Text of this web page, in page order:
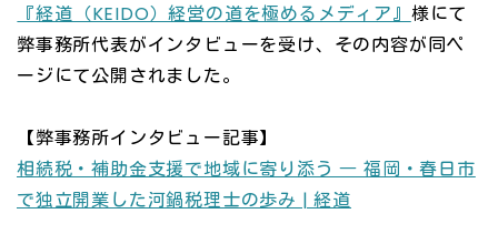
『経道（KEIDO）経営の道を極めるメディア』 様にて
弊事務所代表がインタビューを受け、その内容が同ペ
ージにて公開されました。
【弊事務所インタビュー記事】
相続税・補助金支援で地域に寄り添う ― 福岡・春日市
で独立開業した河鍋税理士の歩み | 経道